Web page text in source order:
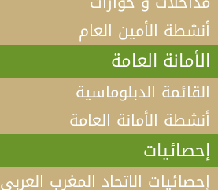
أنشطة الأمين العام
الأمانة العامة
القائمة الدبلوماسية
أنشطة الأمانة العامة
إحصائيات
إحصائيات الاتحاد المغرب العربي